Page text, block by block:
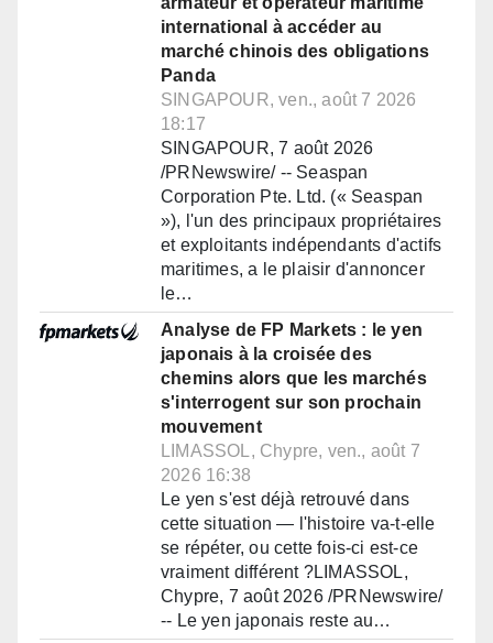
international à accéder au
marché chinois des obligations
Panda
SINGAPOUR, ven., août 7 2026
18:17
SINGAPOUR, 7 août 2026
/PRNewswire/ -- Seaspan
Corporation Pte. Ltd. (« Seaspan
»), l'un des principaux propriétaires
et exploitants indépendants d'actifs
maritimes, a le plaisir d'annoncer
le…
Analyse de FP Markets : le yen
japonais à la croisée des
chemins alors que les marchés
s'interrogent sur son prochain
mouvement
LIMASSOL, Chypre, ven., août 7
2026 16:38
Le yen s'est déjà retrouvé dans
cette situation — l'histoire va-t-elle
se répéter, ou cette fois-ci est-ce
vraiment différent ?LIMASSOL,
Chypre, 7 août 2026 /PRNewswire/
-- Le yen japonais reste au…